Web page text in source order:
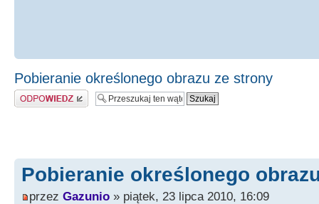
Pobieranie określonego obrazu ze strony
Odpowiedz
Pobieranie określonego
przez Gazunio » piątek, 23 lipca 2010, 16:09